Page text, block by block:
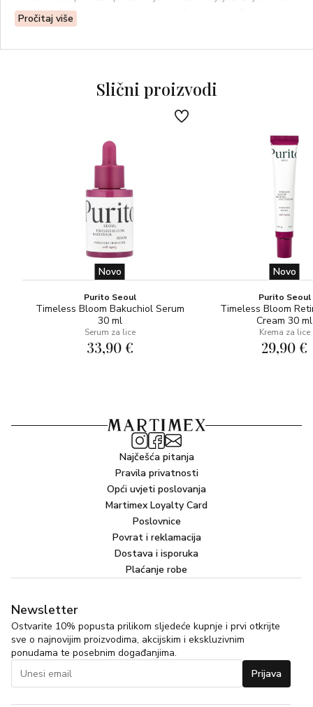
maté sadrži kofein, tvar koja pokreće metaboličke reakcije
s klinički dokazanim lipolitičkim učinkom.
Mentol: pruža učinak hlađenja i toniranja. Veprina i Escin
97% sastojaka prirodnog porijekla
Pročitaj više
Slični proizvodi
Novo
Purito Seoul
Timeless Bloom Bakuchiol Serum
30 ml
Serum za lice
33,90 €
Novo
Purito Seoul
Timeless Bloom
Cream 30 ml
Krema za lice
29,90 €
Najčešća pitanja
Pravila privatnosti
Opći uvjeti poslovanja
Martimex Loyalty Card
Poslovnice
Povrat i reklamacija
Dostava i isporuka
Plaćanje robe
Newsletter
Ostvarite 10% popusta prilikom sljedeće kupnje i prvi otkrijte
sve o najnovijim proizvodima, akcijskim i ekskluzivnim
ponudama te posebnim događanjima.
Prijava